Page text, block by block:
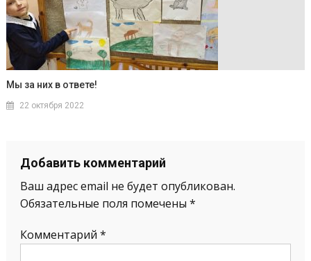
Мы за них в ответе!
22 октября 2022
Добавить комментарий
Ваш адрес email не будет опубликован.
Обязательные поля помечены *
Комментарий *